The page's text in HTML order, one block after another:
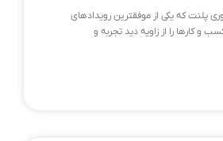
پلنت که یکی از موفقترین رویدادهای
و کارها را از زاویه دید تجربه و